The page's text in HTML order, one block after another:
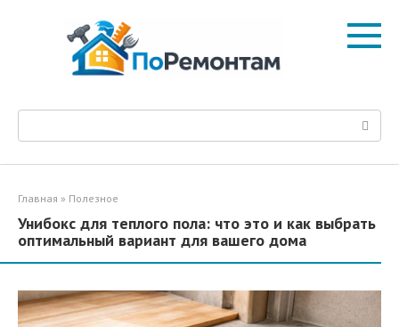
Поиск:
Главная » Полезное
Унибокс для теплого пола: что это и как выбрать
оптимальный вариант для вашего дома